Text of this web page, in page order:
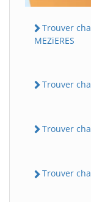
Trouver
MEZiERES
Trouver
Trouver
Trouver